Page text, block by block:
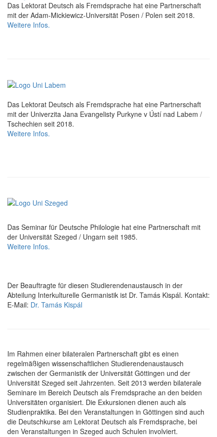
Das Lektorat Deutsch als Fremdsprache hat eine Partnerschaft
mit der Adam-Mickiewicz-Universität Posen / Polen seit 2018.
Weitere Infos.
Das Lektorat Deutsch als Fremdsprache hat eine Partnerschaft
mit der Univerzita Jana Evangelisty Purkyne v Ústí nad Labem /
Tschechien seit 2018.
Weitere Infos.
Das Seminar für Deutsche Philologie hat eine Partnerschaft mit
der Universität Szeged / Ungarn seit 1985.
Weitere Infos.
Der Beauftragte für diesen Studierendenaustausch in der
Abteilung Interkulturelle Germanistik ist Dr. Tamás Kispál. Kontakt:
E-Mail: Dr. Tamás Kispál
Im Rahmen einer bilateralen Partnerschaft gibt es einen
regelmäßigen wissenschaftlichen Studierendenaustausch
zwischen der Germanistik der Universität Göttingen und der
Universität Szeged seit Jahrzenten. Seit 2013 werden bilaterale
Seminare im Bereich Deutsch als Fremdsprache an den beiden
Universitäten organisiert. Die Exkursionen dienen auch als
Studienpraktika. Bei den Veranstaltungen in Göttingen sind auch
die Deutschkurse am Lektorat Deutsch als Fremdsprache, bei
den Veranstaltungen in Szeged auch Schulen involviert.